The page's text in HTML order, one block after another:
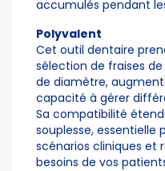
accumulés pendant
Polyvalent
Cet outil dentaire
sélection de fraises
de diamètre,
capacité à gérer
Sa compatibilité
souplesse, essentielle
scénarios cliniques
besoins de vos